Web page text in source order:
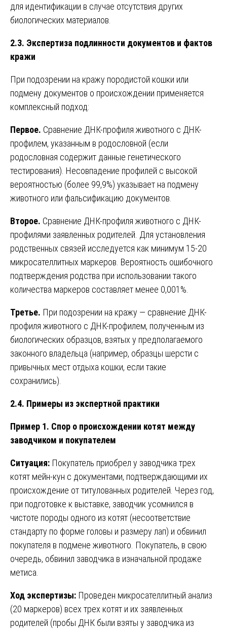
для идентификации в случае отсутствия других
биологических материалов.
2.3. Экспертиза подлинности документов и фактов
кражи
При подозрении на кражу породистой кошки или
подмену документов о происхождении применяется
комплексный подход:
Первое. Сравнение ДНК-профиля животного с ДНК-
профилем, указанным в родословной (если
родословная содержит данные генетического
тестирования). Несовпадение профилей с высокой
вероятностью (более 99,9%) указывает на подмену
животного или фальсификацию документов.
Второе. Сравнение ДНК-профиля животного с ДНК-
профилями заявленных родителей. Для установления
родственных связей исследуется как минимум 15-20
микросателлитных маркеров. Вероятность ошибочного
подтверждения родства при использовании такого
количества маркеров составляет менее 0,001%.
Третье. При подозрении на кражу — сравнение ДНК-
профиля животного с ДНК-профилем, полученным из
биологических образцов, взятых у предполагаемого
законного владельца (например, образцы шерсти с
привычных мест отдыха кошки, если такие
сохранились).
2.4. Примеры из экспертной практики
Пример 1. Спор о происхождении котят между
заводчиком и покупателем
Ситуация: Покупатель приобрел у заводчика трех
котят мейн-кун с документами, подтверждающими их
происхождение от титулованных родителей. Через год,
при подготовке к выставке, заводчик усомнился в
чистоте породы одного из котят (несоответствие
стандарту по форме головы и размеру лап) и обвинил
покупателя в подмене животного. Покупатель, в свою
очередь, обвинил заводчика в изначальной продаже
метиса.
Ход экспертизы: Проведен микросателлитный анализ
(20 маркеров) всех трех котят и их заявленных
родителей (пробы ДНК были взяты у заводчика из